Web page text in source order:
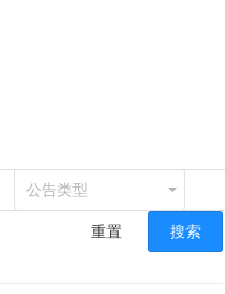
公告类型
重置 搜索